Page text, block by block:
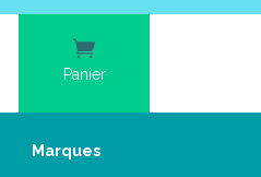
Panier
Marques